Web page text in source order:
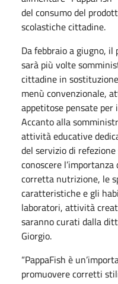
del consumo del
scolastiche cittadine.
Da febbraio a giugno, il
sarà più volte
cittadine in
menù convenzionale,
appetitose pensate per
Accanto alla
attività educative
del servizio di
conoscere
corretta nutrizione, le
caratteristiche e gli
laboratori, attività
saranno curati dalla
Giorgio.
“PappaFish è
promuovere corretti